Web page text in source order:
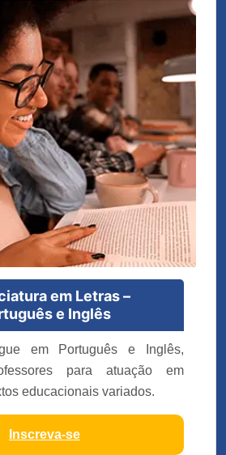
em Letras –
e Inglês
em Português e Inglês,
para atuação em
educacionais variados.
Inscreva-se